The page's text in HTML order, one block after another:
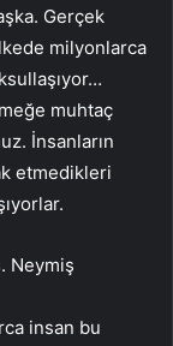
Gerçek
milyonlarca
muhtaç
İnsanların
etmedikleri
Neymiş
insan bu